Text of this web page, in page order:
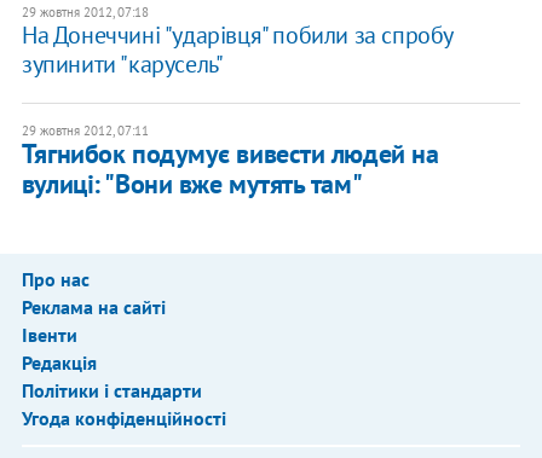
29 жовтня 2012, 07:18
На Донеччині "ударівця" побили за спробу
зупинити "карусель"
29 жовтня 2012, 07:11
Тягнибок подумує вивести людей на
вулиці: "Вони вже мутять там"
Про нас
Реклама на сайті
Івенти
Редакція
Політики і стандарти
Угода конфіденційності